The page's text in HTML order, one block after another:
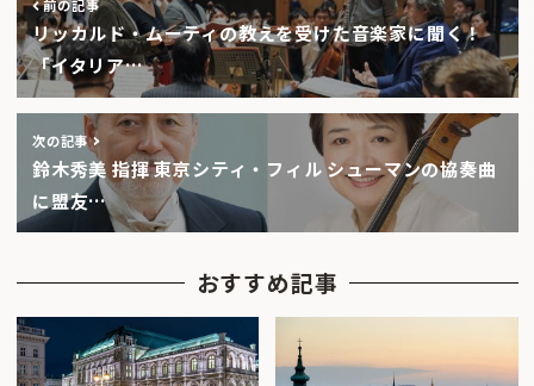
前の記事
リッカルド・ムーティの教えを受けた音楽家に聞く！
「イタリア…
次の記事
鈴木秀美 指揮 東京シティ・フィル シューマンの協奏曲
に盟友…
おすすめ記事